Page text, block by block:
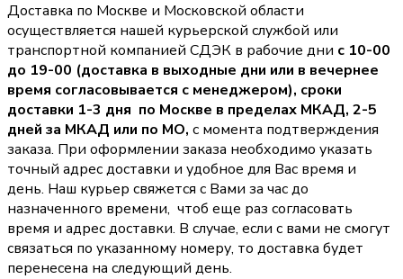
Доставка по Москве и Московской области
осуществляется нашей курьерской службой или
транспортной компанией СДЭК в рабочие дни с 10-00
до 19-00 (доставка в выходные дни или в вечернее
время согласовывается с менеджером), сроки
доставки 1-3 дня по Москве в пределах МКАД, 2-5
дней за МКАД или по МО, с момента подтверждения
заказа. При оформлении заказа необходимо указать
точный адрес доставки и удобное для Вас время и
день. Наш курьер свяжется с Вами за час до
назначенного времени, чтоб еще раз согласовать
время и адрес доставки. В случае, если с вами не смогут
связаться по указанному номеру, то доставка будет
перенесена на следующий день.